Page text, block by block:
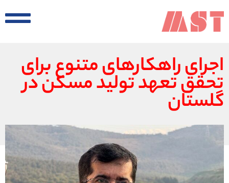
اجرای راهکارهای متنوع برای
تحقق تعهد تولید مسکن در
گلستان